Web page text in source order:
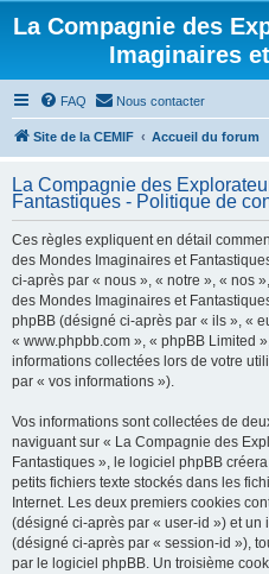
La Compagnie des
Imaginaires
FAQ Nous contacter
Site de la CEMIF Accueil du forum
La Compagnie des
Fantastiques - Politique de
Ces règles expliquent en détail
des Mondes Imaginaires et
ci-après par « nous », « notre », « nos
des Mondes Imaginaires et
phpBB (désigné ci-après par « ils », «
« www.phpbb.com », « phpBB Limited
informations collectées lors de votre
par « vos informations »).
Vos informations sont collectées de
naviguant sur « La Compagnie des
Fantastiques », le logiciel phpBB
petits fichiers texte stockés dans les
Internet. Les deux premiers cookies
(désigné ci-après par « user-id ») et un
(désigné ci-après par « session-id »),
par le logiciel phpBB. Un troisième